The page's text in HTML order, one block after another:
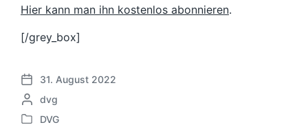
Hier kann man ihn kostenlos abonnieren.
[/grey_box]
V
e
r
31. August 2022
G
e
dvg
DVG